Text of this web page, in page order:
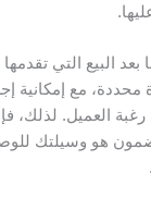
البيع التي
محددة، مع إمكانية
العميل. لذلك،
هو وسيلتك